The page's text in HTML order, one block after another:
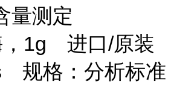
量测定
1g 进口/原装
规格：分析标准